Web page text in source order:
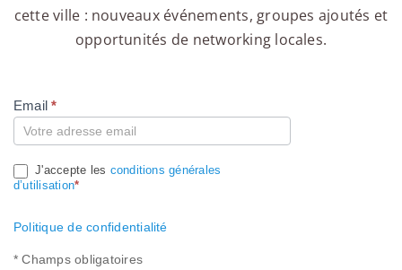
cette ville : nouveaux événements, groupes ajoutés et
opportunités de networking locales.
Compte
Email*
J'accepte les conditions générales
d’utilisation*
Politique de confidentialité
* Champs obligatoires